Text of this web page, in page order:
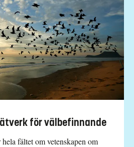
för välbefinnande
fältet om vetenskapen om